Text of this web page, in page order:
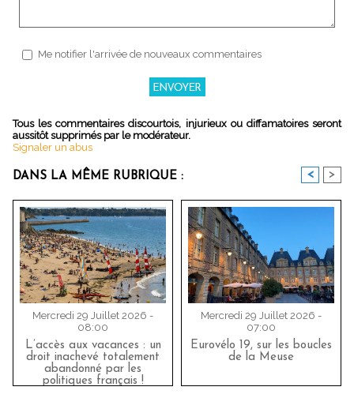
Me notifier l'arrivée de nouveaux commentaires
Tous les commentaires discourtois, injurieux ou diffamatoires seront
aussitôt supprimés par le modérateur.
Signaler un abus
DANS LA MÊME RUBRIQUE : < >
Mercredi 29 Juillet 2026 -
08:00
L’accès aux vacances : un
droit inachevé totalement
abandonné par les
politiques français !
Mercredi 29 Juillet 2026 -
07:00
Eurovélo 19, sur les boucles
de la Meuse